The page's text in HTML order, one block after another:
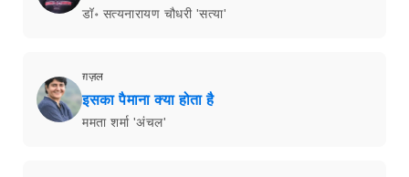
डॉ॰ सत्यनारायण चौधरी 'सत्या'
ग़ज़ल
इसका पैमाना क्या होता है
ममता शर्मा 'अंचल'